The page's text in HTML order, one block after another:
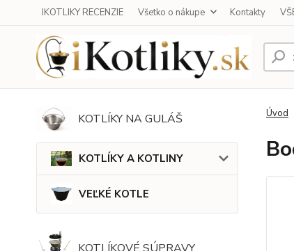
IKOTLIKY RECENZIE Všetko o nákupe Kontakty
KOTLÍKY NA GULÁŠ
KOTLÍKY A KOTLINY
VEĽKÉ KOTLE
Úvod